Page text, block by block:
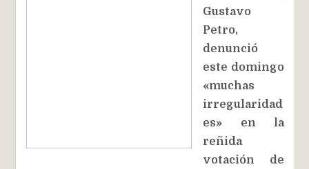
Gustavo
Petro,
denunció
este domingo
«muchas
irregularidad
es» en la
reñida
votación de